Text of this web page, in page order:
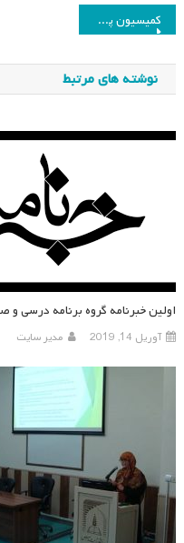
راهبری
نوشته
کمیسیون پژوهش
نوشته های مرتبط
اولین خبرنامه گروه برنامه درسی و
آوریل 14, 2019 مدیر سایت